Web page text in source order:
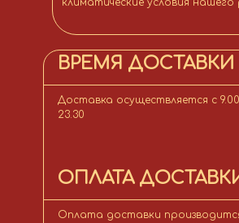
ОПЛАТА
Оплата доставки
ВРЕМЯ ДОСТАВКИ
Доставка осуществляется с
23.30
климатические условия нашего